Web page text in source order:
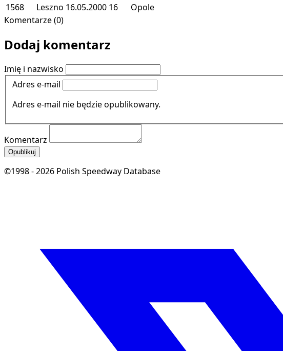
1568
Leszno 16.05.2000 16
Opole
Komentarze (0)
Dodaj komentarz
Imię i nazwisko
Adres e-mail
Adres e-mail nie będzie opublikowany.
Komentarz
Opublikuj
©1998 - 2026 Polish Speedway Database